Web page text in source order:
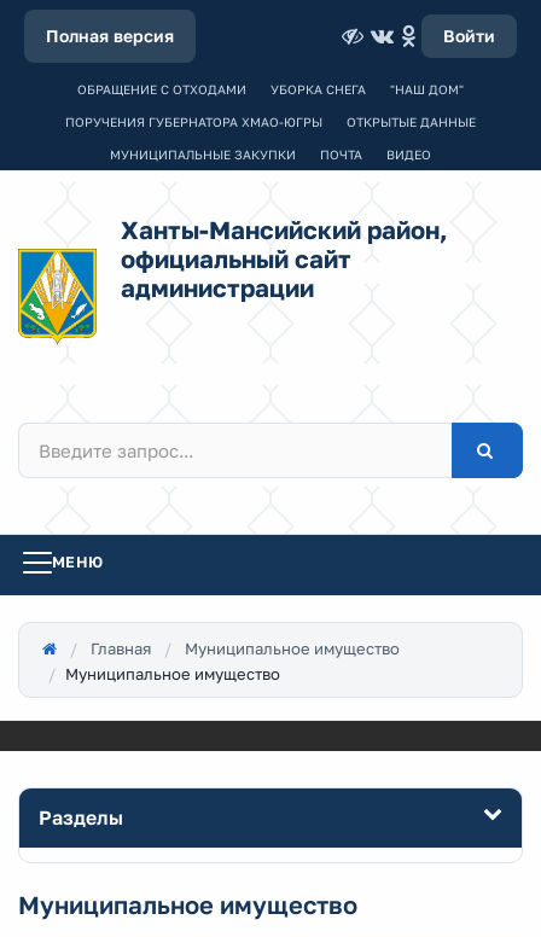
Полная версия Войти
ОБРАЩЕНИЕ С ОТХОДАМИ УБОРКА СНЕГА "НАШ ДОМ"
ПОРУЧЕНИЯ ГУБЕРНАТОРА ХМАО-ЮГРЫ ОТКРЫТЫЕ ДАННЫЕ
МУНИЦИПАЛЬНЫЕ ЗАКУПКИ ПОЧТА ВИДЕО
Ханты-Мансийский район,
официальный сайт
администрации
МЕНЮ
Главная
Муниципальное имущество
Муниципальное имущество
Разделы
Муниципальное имущество